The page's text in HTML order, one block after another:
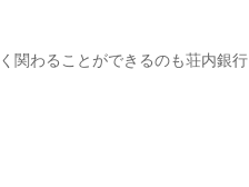
関わることができるのも荘内銀行